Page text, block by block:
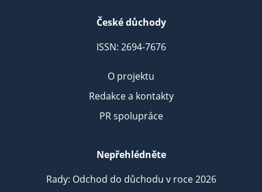
České důchody
ISSN: 2694-7676
O projektu
Redakce a kontakty
PR spolupráce
Nepřehlédněte
Rady: Odchod do důchodu v roce 2026